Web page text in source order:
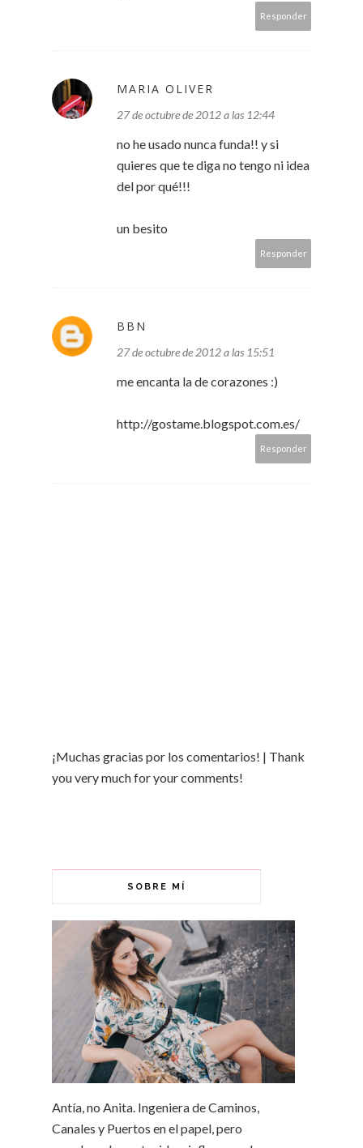
Responder
MARIA OLIVER
27 de octubre de 2012 a las 12:44
no he usado nunca funda!! y si
quieres que te diga no tengo ni idea
del por qué!!!
un besito
Responder
BBN
27 de octubre de 2012 a las 15:51
me encanta la de corazones :)
http://gostame.blogspot.com.es/
Responder
¡Muchas gracias por los comentarios! | Thank
you very much for your comments!
SOBRE MÍ
Antía, no Anita. Ingeniera de Caminos,
Canales y Puertos en el papel, pero